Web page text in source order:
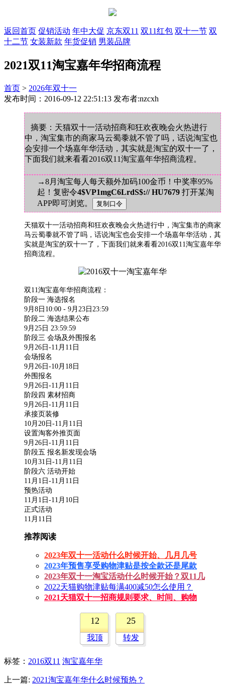
返回首页 促销活动 年中大促 京东双11 双11红包 双十一节 双
十二节 女装新款 年货促销 男装品牌
2021双11淘宝嘉年华招商流程
首页 > 2026年双十一
发布时间：2016-09-12 22:51:13 发布者:nzcxh
摘要：天猫双十一活动招商和狂欢夜晚会火热进行
中，淘宝集市的商家马云蜀黍就不管了吗，话说淘宝也
会安排一个场嘉年华活动，其实就是淘宝的双十一了，
下面我们就来看看2016双11淘宝嘉年华招商流程。
→8月淘宝每人每天额外加码100金币！中奖率95%
起！复密令4$VP1mgC6LrdS$:// HU7679 打开某淘
APP即可浏览。
天猫双十一活动招商和狂欢夜晚会火热进行中，淘宝集市的商家
马云蜀黍就不管了吗，话说淘宝也会安排一个场嘉年华活动，其
实就是淘宝的双十一了，下面我们就来看看2016双11淘宝嘉年华
招商流程。
双11淘宝嘉年华招商流程：
阶段一 海选报名
9月8日10:00 - 9月23日23:59
阶段二 海选结果公布
9月25日 23:59:59
阶段三 会场及外围报名
9月26日-11月11日
会场报名
9月26日-10月18日
外围报名
9月26日-11月11日
阶段四 素材招商
9月26日-11月11日
承接页装修
10月20日-11月11日
设置淘客外推页面
9月26日-11月11日
阶段五 报名新发现会场
10月31日-11月11日
阶段六 活动开始
11月1日-11月11日
预热活动
11月1日-11月10日
正式活动
11月11日
推荐阅读
2023年双十一活动什么时候开始、几月几号
2023年预售享受购物津贴是按全款还是尾款
2023年双十一淘宝活动什么时候开始？双11几
2022天猫购物津贴每满400减50怎么使用？
2021天猫双十一招商规则要求、时间、购物
12
我顶
25
转发
标签 ： 2016双11 淘宝嘉年华
上一篇: 2021淘宝嘉年华什么时候预热？